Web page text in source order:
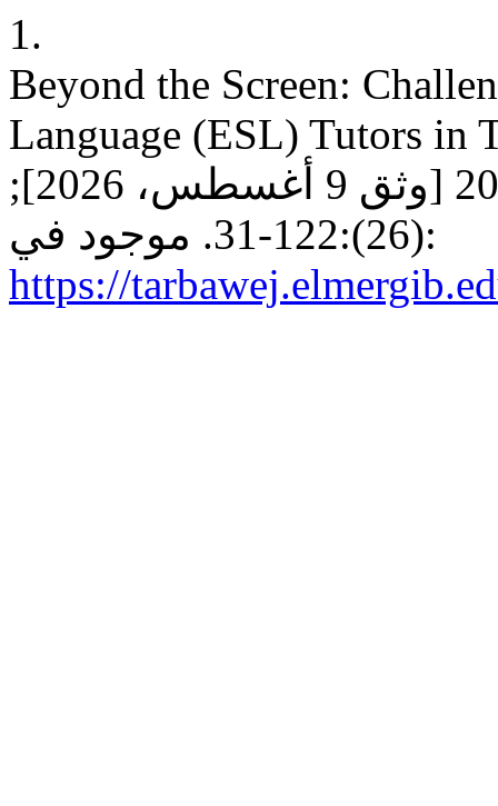
1.
Beyond the Screen:
Language (ESL) Tutors in
التربوي [انترنت]. 1 مارس، 2025 [وثق 9 أغسطس، 2026];
(26):122-31. موجود في:
https://